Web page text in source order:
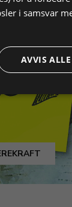
i samsvar
AVVIS ALLE